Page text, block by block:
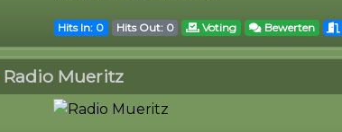
Hits In: 0 Hits Out: 0 Voting Bewerten
Radio Mueritz